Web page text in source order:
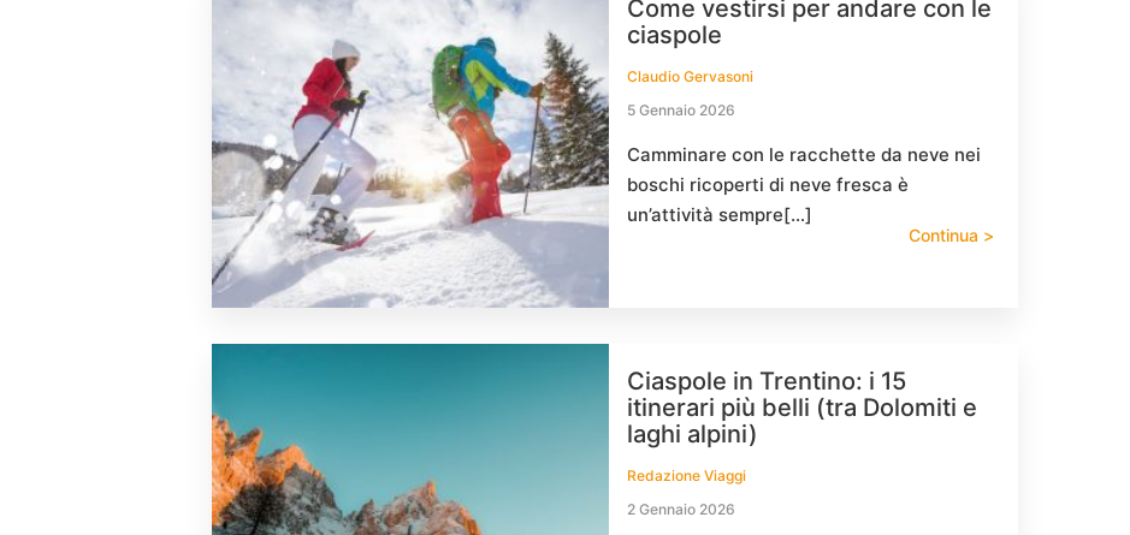
Come vestirsi per andare con le
ciaspole
Claudio Gervasoni
5 Gennaio 2026
Camminare con le racchette da neve nei
boschi ricoperti di neve fresca è
un’attività sempre[…]
Continua >
Ciaspole in Trentino: i 15
itinerari più belli (tra Dolomiti e
laghi alpini)
Redazione Viaggi
2 Gennaio 2026